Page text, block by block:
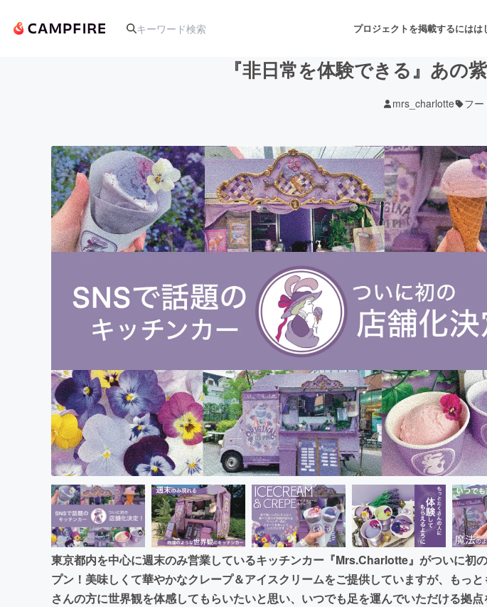
プロジェクトを掲載するにはは
アート・写真 音楽
テクノロジー・ガジェット ゲーム・サービス開発
映像・映画 書籍・雑誌出版
ビジネス・起業 チャレンジ
まちづくり・地域活性化
CAMPFIRE for Social
CAMPFIREふるさと納税
『非日常を体験できる』あの
mrs_charlotte フ
東京都内を中心に週末のみ営業しているキッチンカー『Mrs.Charlotte』がついに初
プン！美味しくて華やかなクレープ＆アイスクリームをご提供していますが、もっと
さんの方に世界観を体感してもらいたいと思い、いつでも足を運んでいただける拠